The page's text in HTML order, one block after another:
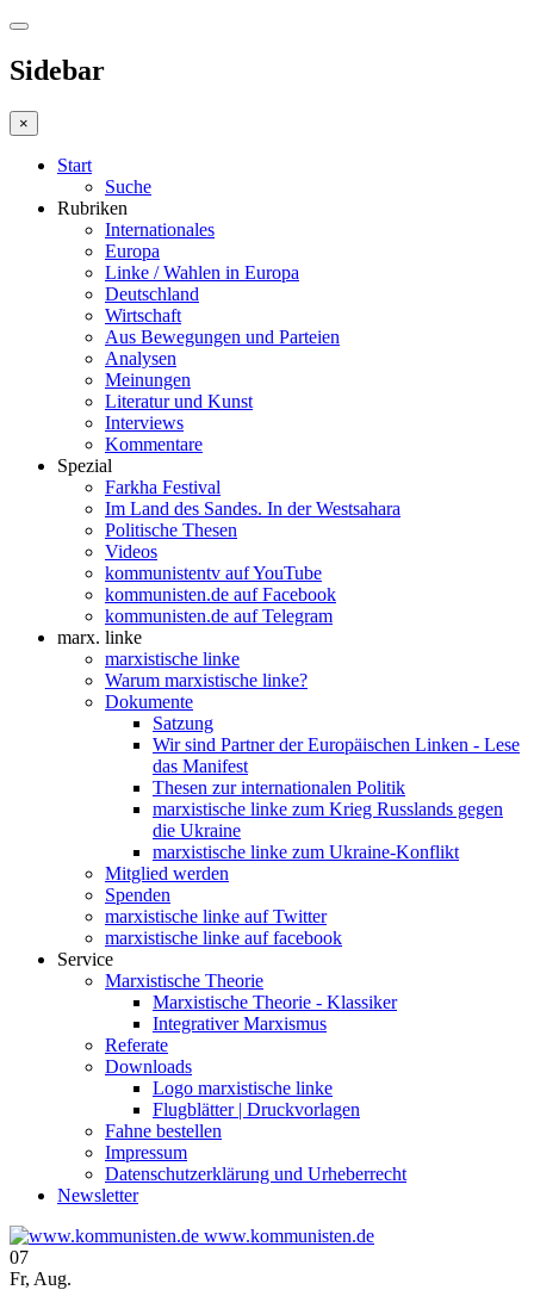
Sidebar
×
Start
Suche
Rubriken
Internationales
Europa
Linke / Wahlen in Europa
Deutschland
Wirtschaft
Aus Bewegungen und Parteien
Analysen
Meinungen
Literatur und Kunst
Interviews
Kommentare
Spezial
Farkha Festival
Im Land des Sandes. In der Westsahara
Politische Thesen
Videos
kommunistentv auf YouTube
kommunisten.de auf Facebook
kommunisten.de auf Telegram
marx. linke
marxistische linke
Warum marxistische linke?
Dokumente
Satzung
Wir sind Partner der Europäischen Linken - Lese
das Manifest
Thesen zur internationalen Politik
marxistische linke zum Krieg Russlands gegen
die Ukraine
marxistische linke zum Ukraine-Konflikt
Mitglied werden
Spenden
marxistische linke auf Twitter
marxistische linke auf facebook
Service
Marxistische Theorie
Marxistische Theorie - Klassiker
Integrativer Marxismus
Referate
Downloads
Logo marxistische linke
Flugblätter | Druckvorlagen
Fahne bestellen
Impressum
Datenschutzerklärung und Urheberrecht
Newsletter
www.kommunisten.de
07
Fr, Aug.